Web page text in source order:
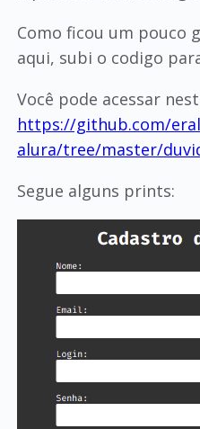
Como ficou um pouco
aqui, subi o codigo
Você pode acessar
https://github.com/
alura/tree/master/
Segue alguns prints: